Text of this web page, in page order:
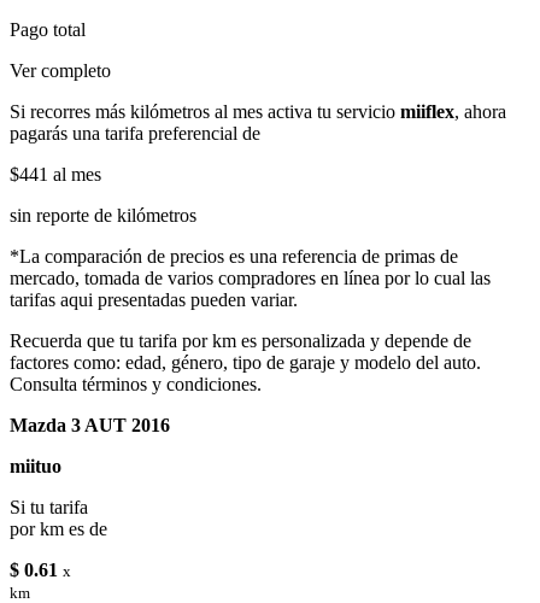
Pago total
Ver completo
Si recorres más kilómetros al mes activa tu servicio miiflex, ahora
pagarás una tarifa preferencial de
$441 al mes
sin reporte de kilómetros
*La comparación de precios es una referencia de primas de
mercado, tomada de varios compradores en línea por lo cual las
tarifas aqui presentadas pueden variar.
Recuerda que tu tarifa por km es personalizada y depende de
factores como: edad, género, tipo de garaje y modelo del auto.
Consulta términos y condiciones.
Mazda 3 AUT 2016
miituo
Si tu tarifa
por km es de
$ 0.61 x
km